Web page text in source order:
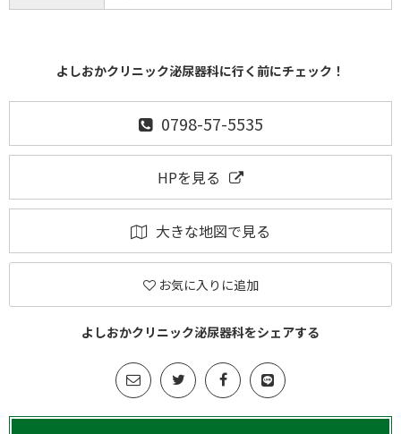
よしおかクリニック泌尿器科に行く前にチェック！
0798-57-5535
HPを見る
大きな地図で見る
お気に入りに追加
よしおかクリニック泌尿器科をシェアする